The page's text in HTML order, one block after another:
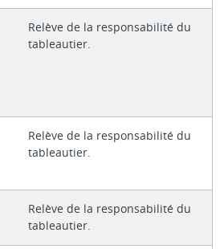
Relève de la responsabilité du
tableautier.
Relève de la responsabilité du
tableautier.
Relève de la responsabilité du
tableautier.